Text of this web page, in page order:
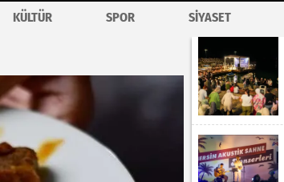
KÜLTÜR SPOR SİYASET